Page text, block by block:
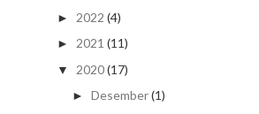
► 2022 (4)
► 2021 (11)
▼ 2020(17)
► Desember(1)